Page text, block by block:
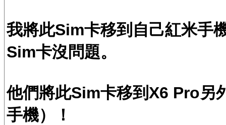
我將此Sim卡移到自己紅米手
Sim卡沒問題。
他們將此Sim卡移到X6 Pro另
手機）！